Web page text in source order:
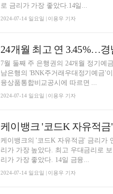
로 금리가 가장 좋았다.14일...
2024-07-14 일요일 | 이용우 기자
7월 둘째 주 은행권의 24개월 정기예
남은행의 'BNK주거래우대정기예금'
융상품통합비교공시에 따르면 ...
2024-07-14 일요일 | 이용우 기자
케이뱅크의 '코드K 자유적금' 금리가
리가 가장 높았다. 최고 우대금리로
리가 가장 좋았다. 14일 금융...
2024-07-14 일요일 | 이용우 기자